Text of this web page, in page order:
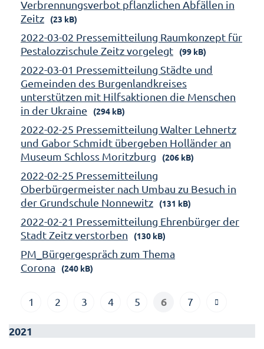
Verbrennungsverbot pflanzlichen Abfällen in
Zeitz
(23 kB)
2022-03-02 Pressemitteilung Raumkonzept für
Pestalozzischule Zeitz vorgelegt
(99 kB)
2022-03-01 Pressemitteilung Städte und
Gemeinden des Burgenlandkreises
unterstützen mit Hilfsaktionen die Menschen
in der Ukraine
(294 kB)
2022-02-25 Pressemitteilung Walter Lehnertz
und Gabor Schmidt übergeben Holländer an
Museum Schloss Moritzburg
(206 kB)
2022-02-25 Pressemitteilung
Oberbürgermeister nach Umbau zu Besuch in
der Grundschule Nonnewitz
(131 kB)
2022-02-21 Pressemitteilung Ehrenbürger der
Stadt Zeitz verstorben
(130 kB)
PM_Bürgergespräch zum Thema
Corona
(240 kB)
1 2 3 4 5 6 7
2021